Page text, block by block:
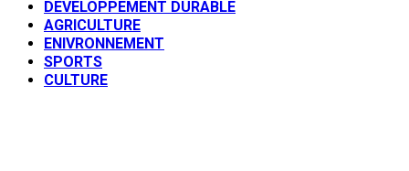
DEVELOPPEMENT DURABLE
AGRICULTURE
ENIVRONNEMENT
SPORTS
CULTURE